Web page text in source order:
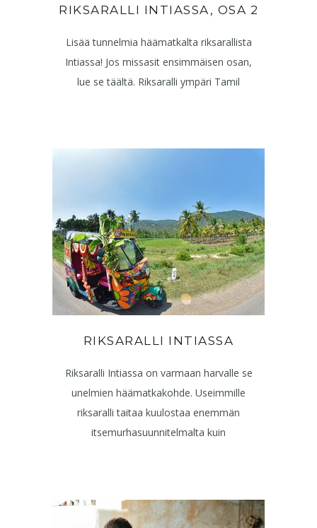
RIKSARALLI INTIASSA, OSA 2
Lisää tunnelmia häämatkalta riksarallista
Intiassa! Jos missasit ensimmäisen osan,
lue se täältä. Riksaralli ympäri Tamil
RIKSARALLI INTIASSA
Riksaralli Intiassa on varmaan harvalle se
unelmien häämatkakohde. Useimmille
riksaralli taitaa kuulostaa enemmän
itsemurhasuunnitelmalta kuin